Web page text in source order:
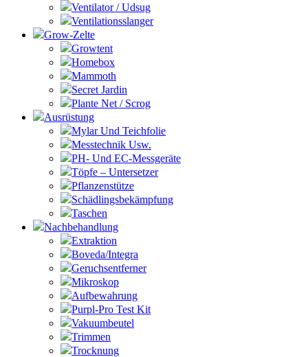
Ventilator / Udsug
Ventilationsslanger
Grow-Zelte
Growtent
Homebox
Mammoth
Secret Jardin
Plante Net / Scrog
Ausrüstung
Mylar Und Teichfolie
Messtechnik Usw.
PH- Und EC-Messgeräte
Töpfe – Untersetzer
Pflanzenstütze
Schädlingsbekämpfung
Taschen
Nachbehandlung
Extraktion
Boveda/Integra
Geruchsentferner
Mikroskop
Aufbewahrung
Purpl-Pro Test Kit
Vakuumbeutel
Trimmen
Trocknung